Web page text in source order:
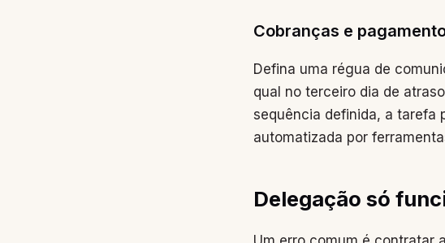
Cobranças e
Defina uma régua de
qual no terceiro dia de
sequência definida, a tarefa
automatizada por
Delegação só